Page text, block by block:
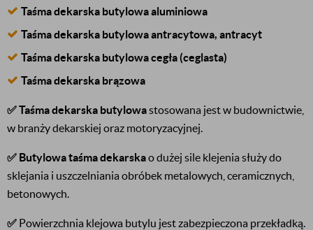
Taśma dekarska butylowa aluminiowa
Taśma dekarska butylowa antracytowa, antracyt
Taśma dekarska butylowa cegła (ceglasta)
Taśma dekarska brązowa
✅ Taśma dekarska butylowastosowana jest w budownictwie,
w branży dekarskiej oraz motoryzacyjnej.
✅ Butylowa taśma dekarskao dużej sile klejenia służy do
sklejania i uszczelniania obróbek metalowych, ceramicznych,
betonowych.
✅ Powierzchnia klejowa butylu jest zabezpieczona przekładką.